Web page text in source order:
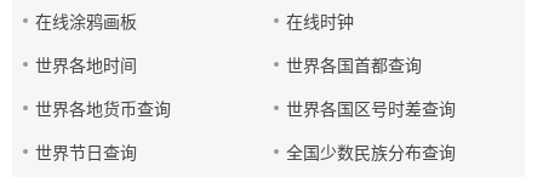
在线涂鸦画板 在线时钟
世界各地时间 世界各国首都查询
世界各地货币查询 世界各国区号时差查询
世界节日查询 全国少数民族分布查询